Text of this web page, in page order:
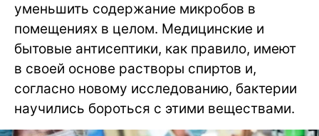
уменьшить содержание микробов в
помещениях в целом. Медицинские и
бытовые антисептики, как правило, имеют
в своей основе растворы спиртов и,
согласно новому исследованию, бактерии
научились бороться с этими веществами.